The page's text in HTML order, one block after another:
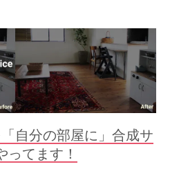
自分の部屋に」合成サ
ってます！